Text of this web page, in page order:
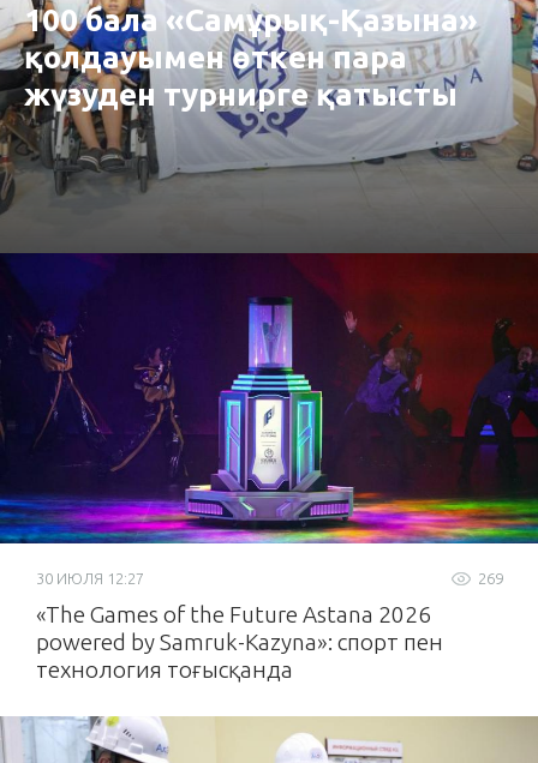
100 бала «Самұрық-Қазына»
қолдауымен өткен пара
жүзуден турнирге қатысты
269
30 ИЮЛЯ 12:27
«The Games of the Future Astana 2026
powered by Samruk-Kazyna»: спорт пен
технология тоғысқанда